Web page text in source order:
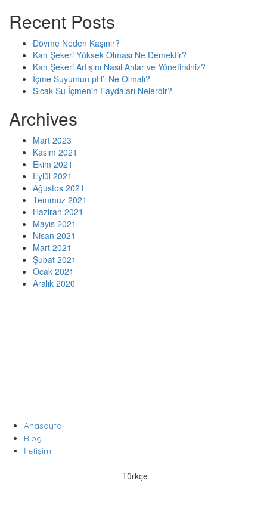
Recent Posts
Dövme Neden Kaşınır?
Kan Şekeri Yüksek Olması Ne Demektir?
Kan Şekeri Artışını Nasıl Anlar ve Yönetirsiniz?
İçme Suyumun pH’ı Ne Olmalı?
Sıcak Su İçmenin Faydaları Nelerdir?
Archives
Mart 2023
Kasım 2021
Ekim 2021
Eylül 2021
Ağustos 2021
Temmuz 2021
Haziran 2021
Mayıs 2021
Nisan 2021
Mart 2021
Şubat 2021
Ocak 2021
Aralık 2020
Anasayfa
Blog
İletişim
Türkçe